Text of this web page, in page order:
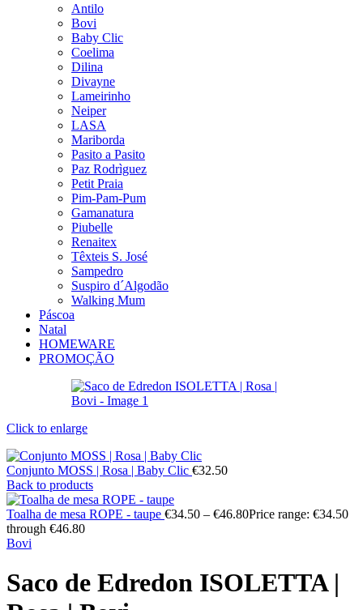
Antilo
Bovi
Baby Clic
Coelima
Dilina
Divayne
Lameirinho
Neiper
LASA
Mariborda
Pasito a Pasito
Paz Rodrìguez
Petit Praia
Pim-Pam-Pum
Gamanatura
Piubelle
Renaitex
Têxteis S. José
Sampedro
Suspiro d´Algodão
Walking Mum
Páscoa
Natal
HOMEWARE
PROMOÇÃO
Click to enlarge
Conjunto MOSS | Rosa | Baby Clic €32.50
Back to products
Toalha de mesa ROPE - taupe €34.50 – €46.80Price range: €34.50
through €46.80
Bovi
Saco de Edredon ISOLETTA |